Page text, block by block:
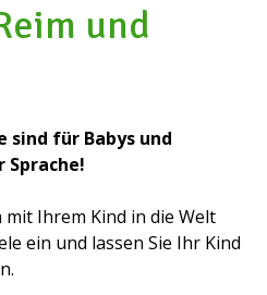
und
sind für Babys und
Sprache!
mit Ihrem Kind in die Welt
ein und lassen Sie Ihr Kind